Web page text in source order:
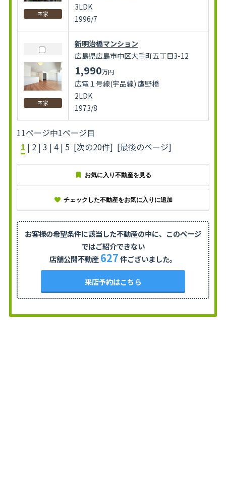
空家
3LDK
1996/7
空家
新明治橋マンション
広島県広島市中区大手町五丁目3-12
1,990万円
広電１号線(宇品線) 鷹野橋
2LDK
1973/8
11ページ中1ページ目
1 | 2 | 3 | 4| 5 [次の20件] [最後のページ]
お気に入り不動産を見る
チェックした不動産をお気に入りに追加
お客様の希望条件に該当した不動産の中に、 このページ
ではご紹介できない
店舗公開不動産627件ございました。
来店予約はこちら